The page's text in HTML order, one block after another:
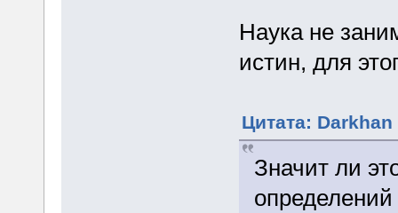
Наука не
истин, для
Цитата:
Значит ли
определений